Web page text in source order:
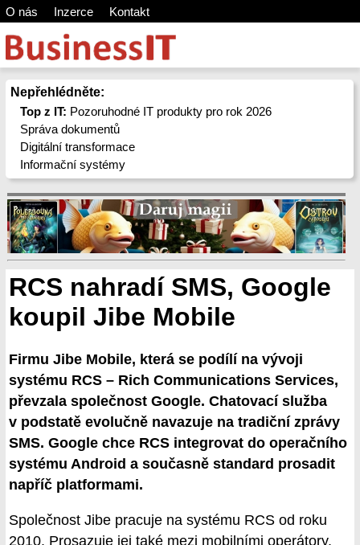
O nás Inzerce Kontakt
Nepřehlédněte:
Top z IT: Pozoruhodné IT produkty pro rok 2026
Správa dokumentů
Digitální transformace
Informační systémy
RCS nahradí SMS, Google
koupil Jibe Mobile
Firmu Jibe Mobile, která se podílí na vývoji
systému RCS – Rich Communications Services,
převzala společnost Google. Chatovací služba
v podstatě evolučně navazuje na tradiční zprávy
SMS. Google chce RCS integrovat do operačního
systému Android a současně standard prosadit
napříč platformami.
Společnost Jibe pracuje na systému RCS od roku
2010. Prosazuje jej také mezi mobilními operátory,